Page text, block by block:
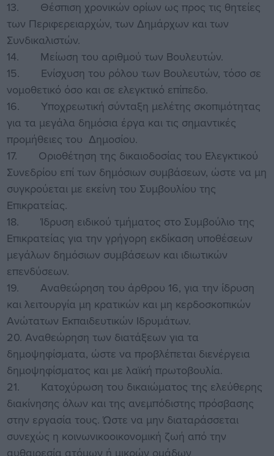
13. Θέσπιση χρονικών ορίων ως προς τις θητείες
των Περιφερειαρχών, των Δημάρχων και των
Συνδικαλιστών.
14. Μείωση του αριθμού των Βουλευτών.
15. Ενίσχυση του ρόλου των Βουλευτών, τόσο σε
νομοθετικό όσο και σε ελεγκτικό επίπεδο.
16. Υποχρεωτική σύνταξη μελέτης σκοπιμότητας
για τα μεγάλα δημόσια έργα και τις σημαντικές
προμήθειες του Δημοσίου.
17. Οριοθέτηση της δικαιοδοσίας του Ελεγκτικού
Συνεδρίου επί των δημόσιων συμβάσεων, ώστε να μη
συγκρούεται με εκείνη του Συμβουλίου της
Επικρατείας.
18. Ίδρυση ειδικού τμήματος στο Συμβούλιο της
Επικρατείας για την γρήγορη εκδίκαση υποθέσεων
μεγάλων δημόσιων συμβάσεων και ιδιωτικών
επενδύσεων.
19. Αναθεώρηση του άρθρου 16, για την ίδρυση
και λειτουργία μη κρατικών και μη κερδοσκοπικών
Ανώτατων Εκπαιδευτικών Ιδρυμάτων.
20. Αναθεώρηση των διατάξεων για τα
δημοψηφίσματα, ώστε να προβλέπεται διενέργεια
δημοψηφίσματος και με λαϊκή πρωτοβουλία.
21. Κατοχύρωση του δικαιώματος της ελεύθερης
διακίνησης όλων και της ανεμπόδιστης πρόσβασης
στην εργασία τους. Ώστε να μην διαταράσσεται
συνεχώς η κοινωνικοοικονομική ζωή από την
αυθαιρεσία ατόμων ή μικρών ομάδων